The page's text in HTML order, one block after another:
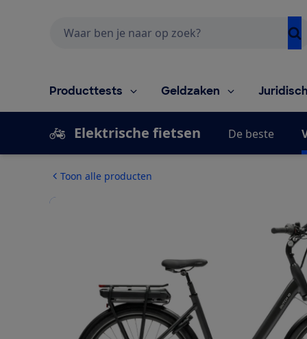
Producttests Geldzaken
Elektrische fietsen De beste
Toon alle producten